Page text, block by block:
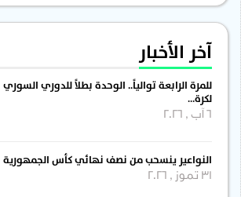
آخر الأخبار
للمرة الرابعة توالياً.. الوحدة بطلاً للدوري السوري
لكرة…
النواعير ينسحب من نصف نهائي كأس الجمهورية
31 تموز , 2026